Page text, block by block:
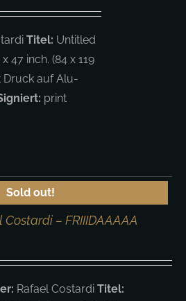
Titel: Untitled
x 47 inch. (84 x 119
Druck auf Alu-
print
Sold out!
Costardi – FRIIIDAAAAA
Rafael CostardiTitel: